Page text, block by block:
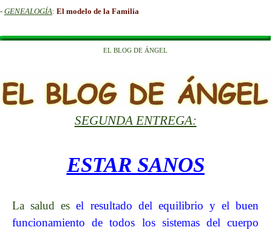
- GENEALOGÍA: El modelo de la Familia
EL BLOG DE ÁNGEL
SEGUNDA ENTREGA:
ESTAR SANOS
La salud es el resultado del equilibrio y el buen
funcionamiento de todos los sistemas del cuerpo